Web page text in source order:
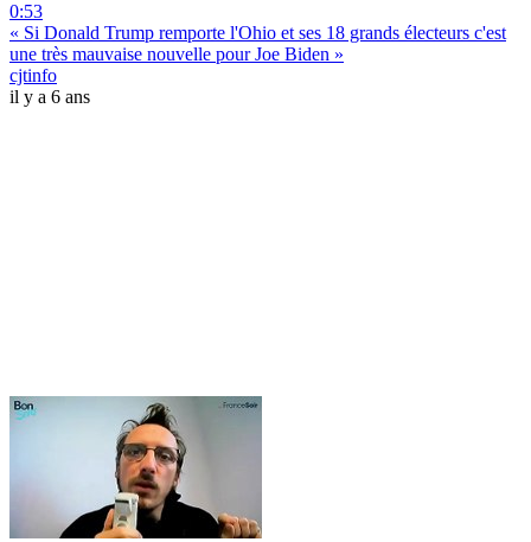
0:53
« Si Donald Trump remporte l'Ohio et ses 18 grands électeurs c'est
une très mauvaise nouvelle pour Joe Biden »
cjtinfo
il y a 6 ans